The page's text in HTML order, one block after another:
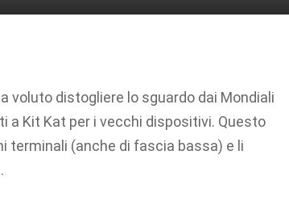
voluto distogliere lo sguardo dai Mondiali
a Kit Kat per i vecchi dispositivi. Questo
terminali (anche di fascia bassa) e li